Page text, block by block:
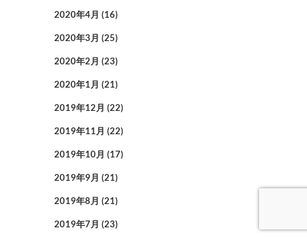
2020年4月 (16)
2020年3月 (25)
2020年2月 (23)
2020年1月 (21)
2019年12月 (22)
2019年11月 (22)
2019年10月 (17)
2019年9月 (21)
2019年8月 (21)
2019年7月 (23)